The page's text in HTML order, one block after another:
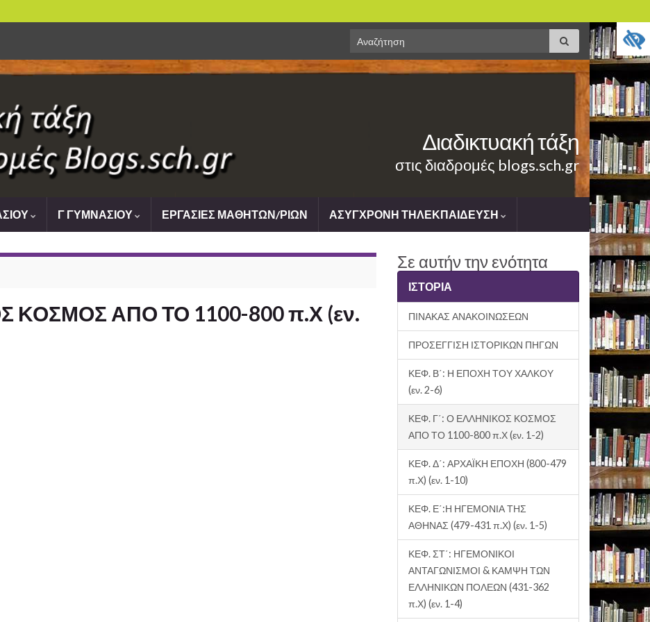
Search
Αναζήτηση
Διαδικτυακή τάξη
στις διαδρομές blogs.sch.gr
Γ ΓΥΜΝΑΣΙΟΥ ΕΡΓΑΣΙΕΣ ΜΑΘΗΤΩΝ/ΡΙΩΝ ΑΣΥΓΧΡΟΝΗ ΤΗΛΕΚΠΑΙΔΕΥΣΗ
ΚΟΣΜΟΣ ΑΠΟ ΤΟ 1100-800 π.Χ (εν.
Σε αυτήν την ενότητα
ΙΣΤΟΡΙΑ
ΠΙΝΑΚΑΣ ΑΝΑΚΟΙΝΩΣΕΩΝ
ΠΡΟΣΕΓΓΙΣΗ ΙΣΤΟΡΙΚΩΝ ΠΗΓΩΝ
ΚΕΦ. Β΄: Η ΕΠΟΧΗ ΤΟΥ ΧΑΛΚΟΥ
(εν. 2-6)
ΚΕΦ. Γ΄: Ο ΕΛΛΗΝΙΚΟΣ ΚΟΣΜΟΣ
ΑΠΟ ΤΟ 1100-800 π.Χ (εν. 1-2)
ΚΕΦ. Δ΄: ΑΡΧΑΪΚΗ ΕΠΟΧΗ (800-479
π.Χ) (εν. 1-10)
ΚΕΦ. Ε΄:Η ΗΓΕΜΟΝΙΑ ΤΗΣ
ΑΘΗΝΑΣ (479-431 π.Χ) (εν. 1-5)
ΚΕΦ. ΣΤ΄: ΗΓΕΜΟΝΙΚΟΙ
ΑΝΤΑΓΩΝΙΣΜΟΙ & ΚΑΜΨΗ ΤΩΝ
ΕΛΛΗΝΙΚΩΝ ΠΟΛΕΩΝ (431-362
π.Χ) (εν. 1-4)